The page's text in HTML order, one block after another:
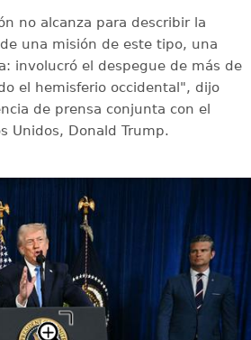
no alcanza para describir la
una misión de este tipo, una
involucró el despegue de más de
el hemisferio occidental", dijo
de prensa conjunta con el
Unidos, Donald Trump.